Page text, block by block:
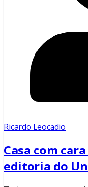
Ricardo Leocadio
Casa com
editoria do